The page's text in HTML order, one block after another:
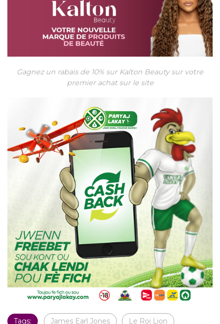
Gagnez un rabais de 10% sur Kalton Beauty sur votre
premier achat sur le site
Tags: James Earl Jones Le Roi Lion